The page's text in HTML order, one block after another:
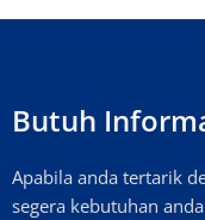
Butuh
Apabila anda tertarik
segera kebutuhan